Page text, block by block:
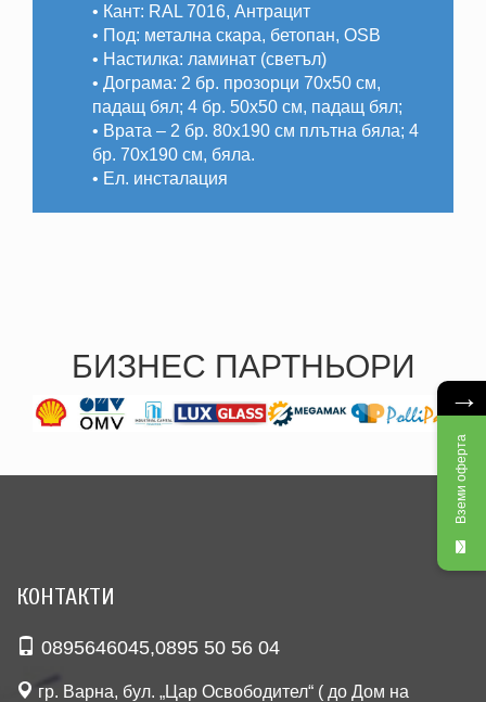
• Кант: RAL 7016, Антрацит
• Под: метална скара, бетопан, OSB
• Настилка: ламинат (светъл)
• Дограма: 2 бр. прозорци 70х50 см,
падащ бял; 4 бр. 50х50 см, падащ бял;
• Врата – 2 бр. 80х190 см плътна бяла; 4
бр. 70х190 см, бяла.
• Ел. инсталация
БИЗНЕС ПАРТНЬОРИ
КОНТАКТИ
0895646045,0895 50 56 04
гр. Варна, бул. „Цар Освободител“ ( до Дом на
→
Вземи оферта